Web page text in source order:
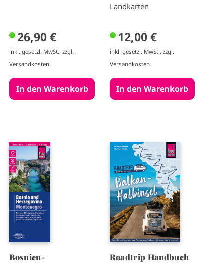
26,90 €
inkl. gesetzl. MwSt., zzgl.
Versandkosten
Landkarten
12,00 €
inkl. gesetzl. MwSt., zzgl.
Versandkosten
I
m
a
g
Bosnien-
a
g
e
Roadtrip Handbuch